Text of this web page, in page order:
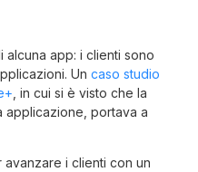
alcuna app: i clienti sono
Un caso studio
, in cui si è visto che la
applicazione, portava a
i clienti con un